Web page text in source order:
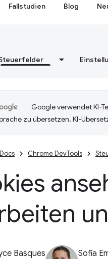
Fallstudien Blog
Google verwendet KI-
zu übersetzen. KI-
Docs Chrome DevTools
Basques Sofia